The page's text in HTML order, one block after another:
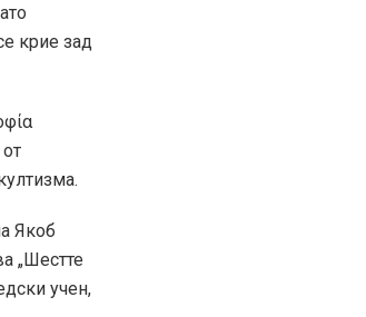
крие зад
Якоб
„Шестте
учен,